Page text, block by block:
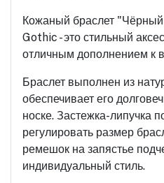
Кожаный браслет
Gothic - это стильный
отличным дополнением к
Браслет выполнен из
обеспечивает его
носке. Застежка-липучка
регулировать размер
ремешок на запястье
индивидуальный стиль.